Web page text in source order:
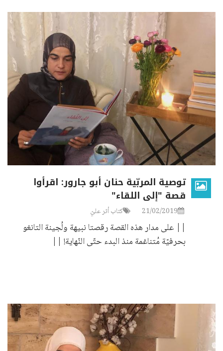
توصية المربّية حنان أبو جارور: اقرأوا
قصة "إلى اللقاء"
21/02/2019 كتاب أثر عليّ
|| على مدار هذه القصة رقصتا نبيهة ولُجينة التانغو
بحرفيّة مُتناغمة منذ البدء حتّى النّهاية! ||